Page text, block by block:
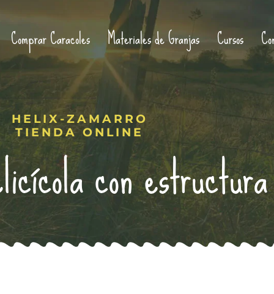
Comprar Caracoles Materiales de Granjas Cursos
HELIX-ZAMARRO
TIENDA ONLINE
con estructura